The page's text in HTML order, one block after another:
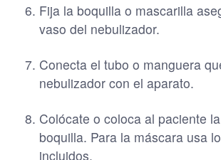
Fija la boquilla o mascarilla
vaso del nebulizador.
Conecta el tubo o manguera
nebulizador con el aparato.
Colócate o coloca al paciente
boquilla. Para la máscara usa
incluidos.